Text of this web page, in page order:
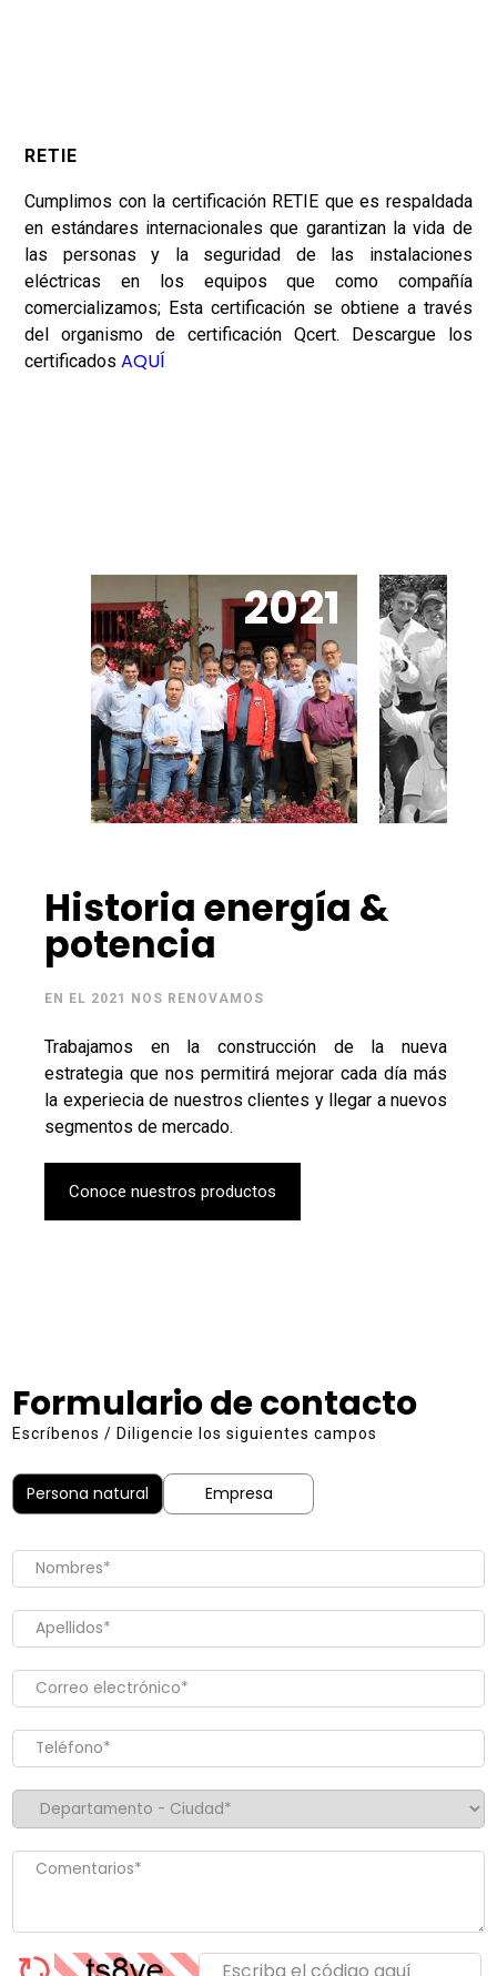
RETIE
Cumplimos con la certificación RETIE que es respaldada
en estándares internacionales que garantizan la vida de
las personas y la seguridad de las instalaciones
eléctricas en los equipos que como compañía
comercializamos; Esta certificación se obtiene a través
del organismo de certificación Qcert. Descargue los
certificadosAQUÍ
2021
Historia energía &
potencia
EN EL 2021 NOS RENOVAMOS
Trabajamos en la construcción de la nueva
estrategia que nos permitirá mejorar cada día más
la experiecia de nuestros clientes y llegar a nuevos
segmentos de mercado.
Conoce nuestros productos
Formulario de contacto
Escríbenos / Diligencie los siguientes campos
Persona natural Empresa